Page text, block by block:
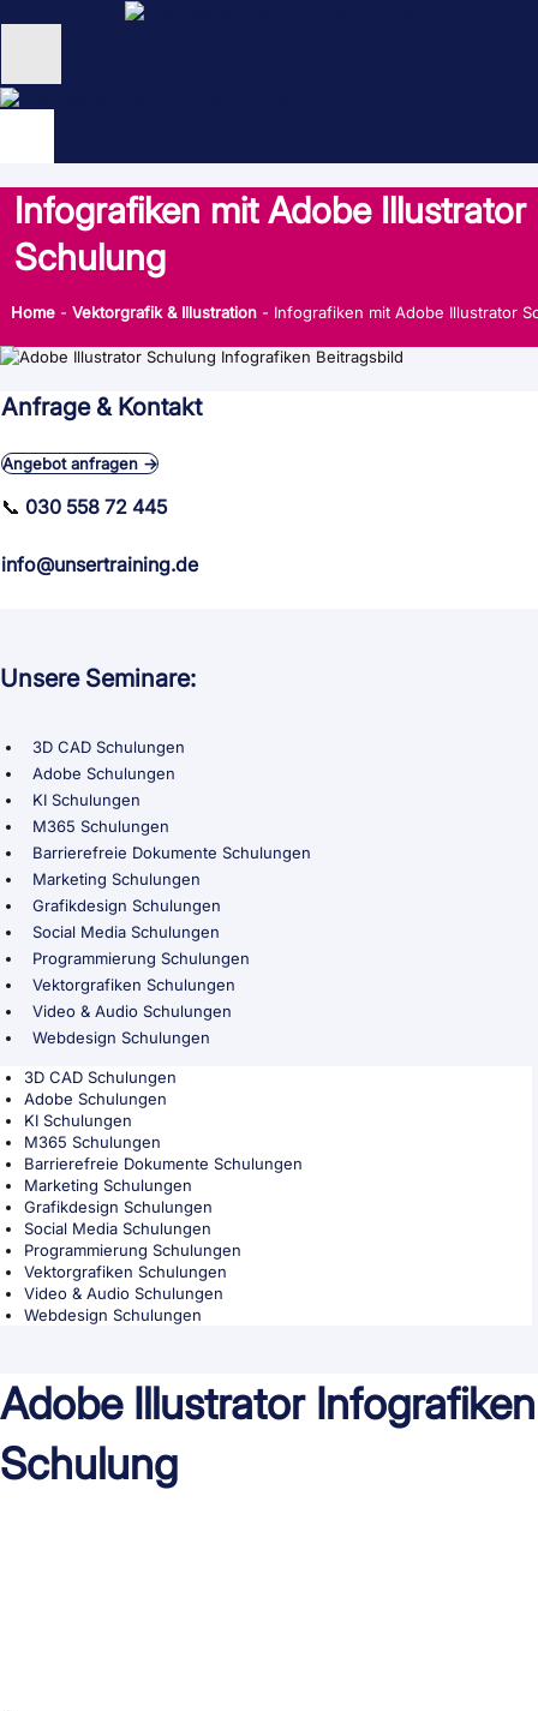
Inhalt
Unternehmen
NEU: KI Schulungen
unsertraining Blog
Infografiken mit Adobe Illustrator
Schulung
Home - Vektorgrafik & Illustration - Infografiken mit Adobe Illustrator
Anfrage & Kontakt
Angebot anfragen →
📞 030 558 72 445
info@unsertraining.de
Unsere Seminare:
3D CAD Schulungen
Adobe Schulungen
KI Schulungen
M365 Schulungen
Barrierefreie Dokumente Schulungen
Marketing Schulungen
Grafikdesign Schulungen
Social Media Schulungen
Programmierung Schulungen
Vektorgrafiken Schulungen
Video & Audio Schulungen
Webdesign Schulungen
3D CAD Schulungen
Adobe Schulungen
KI Schulungen
M365 Schulungen
Barrierefreie Dokumente Schulungen
Marketing Schulungen
Grafikdesign Schulungen
Social Media Schulungen
Programmierung Schulungen
Vektorgrafiken Schulungen
Video & Audio Schulungen
Webdesign Schulungen
Adobe Illustrator Infografiken
Schulung